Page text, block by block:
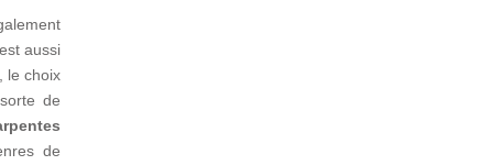
aussi
le choix
de
de